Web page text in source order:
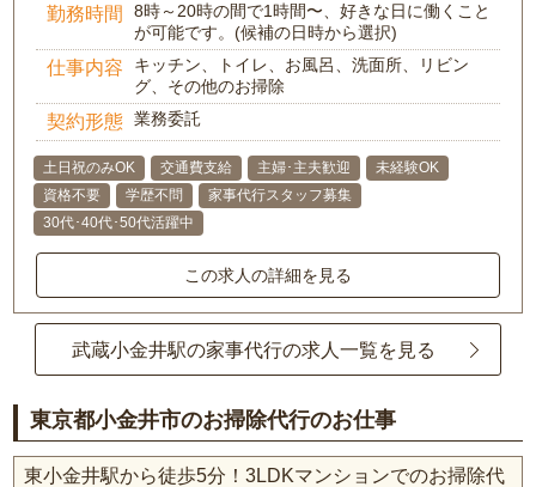
勤務時間
8時～20時の間で1時間〜、好きな日に働くこと
が可能です。(候補の日時から選択)
仕事内容
キッチン、トイレ、お風呂、洗面所、リビン
グ、その他のお掃除
契約形態 業務委託
土日祝のみOK 交通費支給 主婦･主夫歓迎
未経験OK
資格不要
学歴不問
家事代行スタッフ募集
30代･40代･50代活躍中
この求人の詳細を見る
武蔵小金井駅の家事代行の求人一覧を見る
東京都小金井市のお掃除代行のお仕事
東小金井駅から徒歩5分！3LDKマンションでのお掃除代